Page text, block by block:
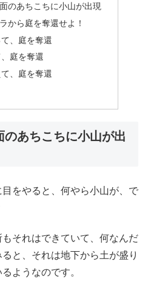
のあちこちに小山が出現
から庭を奪還せよ！
、庭を奪還
庭を奪還
、庭を奪還
あちこちに小山が出
をやると、何やら小山が、で
それはできていて、何なんだ
と、それは地下から土が盛り
ようなのです。